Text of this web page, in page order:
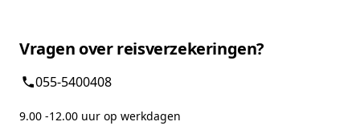
Vragen over reisverzekeringen?
055-5400408
9.00 -12.00 uur op werkdagen